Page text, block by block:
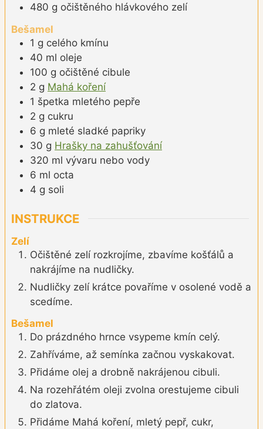
480 g očištěného hlávkového zelí
Bešamel
1 g celého kmínu
40 ml oleje
100 g očištěné cibule
2 g Mahá koření
1 špetka mletého pepře
2 g cukru
6 g mleté sladké papriky
30 g Hrašky na zahušťování
320 ml vývaru nebo vody
6 ml octa
4 g soli
INSTRUKCE
Zelí
Očištěné zelí rozkrojíme, zbavíme košťálů a
nakrájíme na nudličky.
Nudličky zelí krátce povaříme v osolené vodě a
scedíme.
Bešamel
Do prázdného hrnce vsypeme kmín celý.
Zahříváme, až semínka začnou vyskakovat.
Přidáme olej a drobně nakrájenou cibuli.
Na rozehřátém oleji zvolna orestujeme cibuli
do zlatova.
Přidáme Mahá koření, mletý pepř, cukr,